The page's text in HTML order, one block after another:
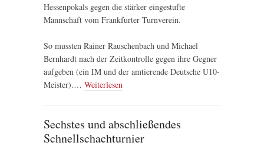
Hessenpokals gegen die stärker eingestufte
Mannschaft vom Frankfurter Turnverein.
So mussten Rainer Rauschenbach und Michael
Bernhardt nach der Zeitkontrolle gegen ihre Gegner
aufgeben (ein IM und der amtierende Deutsche U10-
Meister).… Weiterlesen
Sechstes und abschließendes
Schnellschachturnier